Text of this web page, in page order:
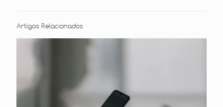
Artigos Relacionados